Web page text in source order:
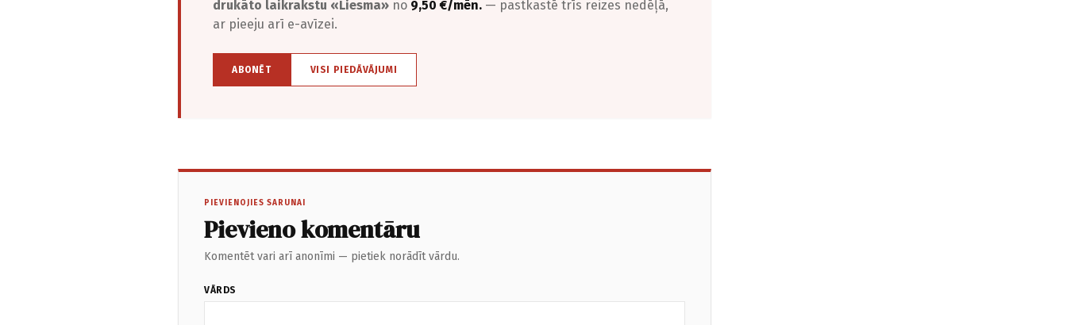
drukāto laikrakstu «Liesma» no 9,50 €/mēn. — pastkastē trīs reizes nedēļā,
ar pieeju arī e-avīzei.
ABONĒT VISI PIEDĀVĀJUMI
PIEVIENOJIES SARUNAI
Pievieno komentāru
Komentēt vari arī anonīmi — pietiek norādīt vārdu.
VĀRDS